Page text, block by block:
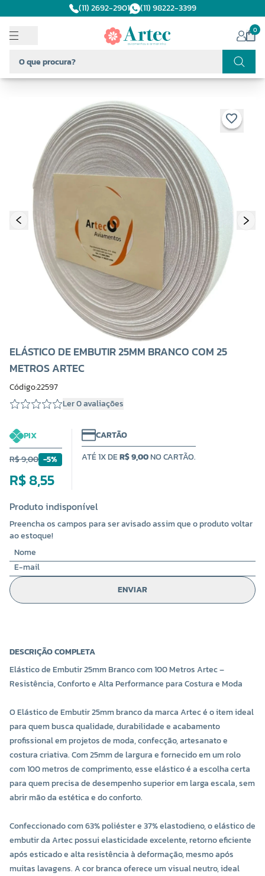
(11) 2692-2901 (11) 98222-3399
0
ELÁSTICO DE EMBUTIR 25MM BRANCO COM 25
METROS ARTEC
Código:22597
Ler 0 avaliações
PIX
R$ 9,00 -5%
R$ 8,55
CARTÃO
ATÉ 1X DER$ 9,00NO CARTÃO.
Produto indisponível
Preencha os campos para ser avisado assim que o produto voltar
ao estoque!
ENVIAR
DESCRIÇÃO COMPLETA
Elástico de Embutir 25mm Branco com 100 Metros Artec –
Resistência, Conforto e Alta Performance para Costura e Moda
O Elástico de Embutir 25mm branco da marca Artec é o item ideal
para quem busca qualidade, durabilidade e acabamento
profissional em projetos de moda, confecção, artesanato e
costura criativa. Com 25mm de largura e fornecido em um rolo
com 100 metros de comprimento, esse elástico é a escolha certa
para quem precisa de desempenho superior em larga escala, sem
abrir mão da estética e do conforto.
Confeccionado com 63% poliéster e 37% elastodieno, o elástico de
embutir da Artec possui elasticidade excelente, retorno eficiente
após esticado e alta resistência à deformação, mesmo após
muitas lavagens. A cor branca oferece um visual neutro, ideal